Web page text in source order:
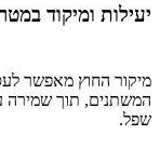
יעילות ומיקוד
מיקור החוץ מאפשר
המשתנים, תוך שמירה
שפל.